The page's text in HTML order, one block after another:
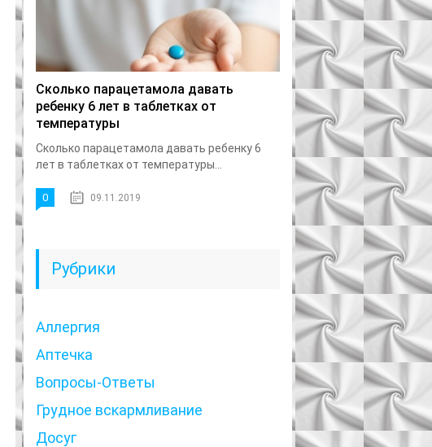
Сколько парацетамола давать
ребенку 6 лет в таблетках от
температуры
Сколько парацетамола давать ребенку 6
лет в таблетках от температуры...
0 09.11.2019
Рубрики
Аллергия
Аптечка
Вопросы-Ответы
Грудное вскармливание
Досуг